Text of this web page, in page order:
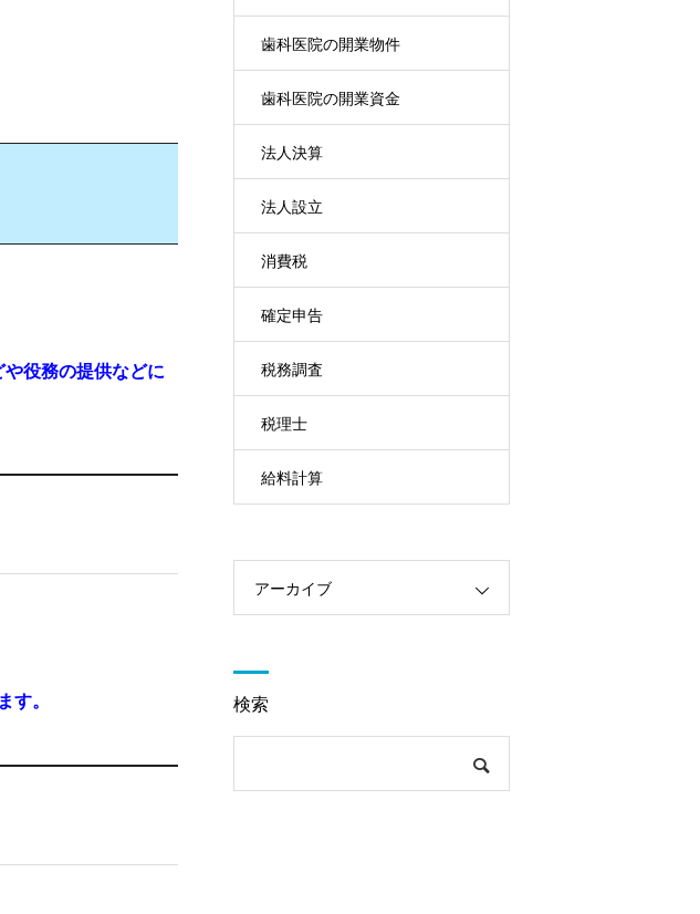
役務の提供などに
す。
歯科医院の開業物件
歯科医院の開業資金
法人決算
法人設立
消費税
確定申告
税務調査
税理士
給料計算
アーカイブ
検索